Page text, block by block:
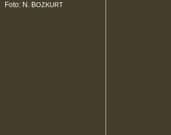
Foto: N. BOZKURT